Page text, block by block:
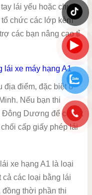
lái yếu hoặc chưa
chức các lớp kèm
các bạn nâng cao tỉ
lái xe máy hạng A1
địa điểm, đặc biệt ở
Nếu bạn thi
Đông Dương để có kết
cấp giấy phép lái
xe hạng A1 là loại
cả các loại bằng lái
đồng thời phần thi